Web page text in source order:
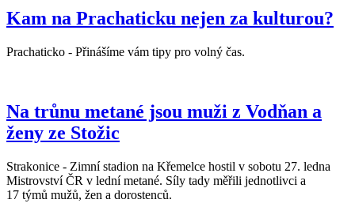
Kam na Prachaticku nejen za kulturou?
Prachaticko - Přinášíme vám tipy pro volný čas.
Na trůnu metané jsou muži z Vodňan a
ženy ze Stožic
Strakonice - Zimní stadion na Křemelce hostil v sobotu 27. ledna
Mistrovství ČR v lední metané. Síly tady měřili jednotlivci a
17 týmů mužů, žen a dorostenců.